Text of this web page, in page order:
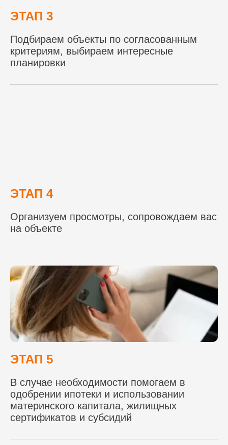
ЭТАП 3
Подбираем объекты по согласованным
критериям, выбираем интересные
планировки
ЭТАП 4
Организуем просмотры, сопровождаем вас
на объекте
ЭТАП 5
В случае необходимости помогаем в
одобрении ипотеки и использовании
материнского капитала, жилищных
сертификатов и субсидий